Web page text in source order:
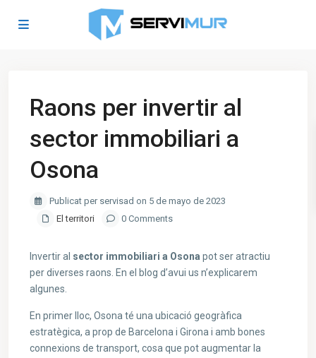
Raons per invertir al
sector immobiliari a
Osona
Publicat per servisad on 5 de mayo de 2023
El territori
0 Comments
Invertir al sector immobiliari a Osona pot ser atractiu
per diverses raons. En el blog d’avui us n’explicarem
algunes.
En primer lloc, Osona té una ubicació geogràfica
estratègica, a prop de Barcelona i Girona i amb bones
connexions de transport, cosa que pot augmentar la